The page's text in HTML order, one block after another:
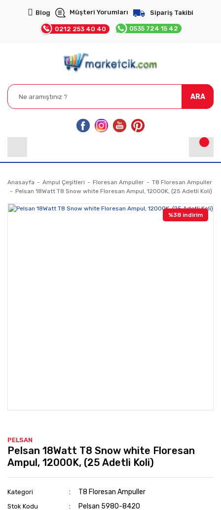
Blog Müşteri Yorumları Sipariş Takibi
0212 253 40 40 0535 724 15 42
ARA
Anasayfa Ampul Çeşitleri Floresan Ampuller
T8 Floresan Ampuller
Pelsan 18Watt T8 Snow white Floresan Ampul, 12000K, (25 Adetli Koli)
%38 indirim
PELSAN
Pelsan 18Watt T8 Snow white Floresan
Ampul, 12000K, (25 Adetli Koli)
Kategori T8 Floresan Ampuller
Stok Kodu Pelsan 5980-8420